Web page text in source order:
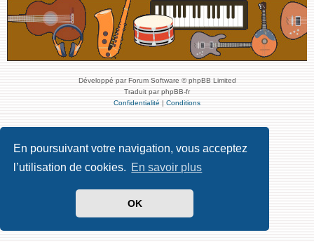
En poursuivant votre navigation, vous acceptez
l’utilisation de cookies. En savoir plus
OK
Développé par Forum Software © phpBB Limited
Traduit par phpBB-fr
Confidentialité | Conditions